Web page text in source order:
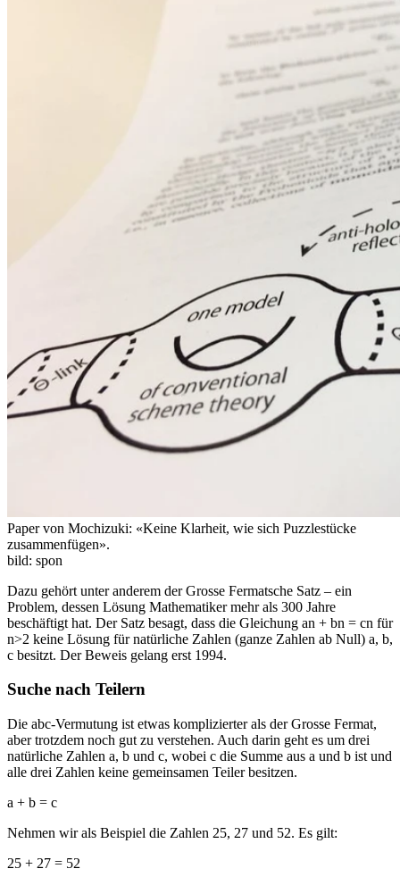
Paper von Mochizuki: «Keine Klarheit, wie sich Puzzlestücke
zusammenfügen».
bild: spon
Dazu gehört unter anderem der Grosse Fermatsche Satz – ein
Problem, dessen Lösung Mathematiker mehr als 300 Jahre
beschäftigt hat. Der Satz besagt, dass die Gleichung an + bn = cn für
n>2 keine Lösung für natürliche Zahlen (ganze Zahlen ab Null) a, b,
c besitzt. Der Beweis gelang erst 1994.
Suche nach Teilern
Die abc-Vermutung ist etwas komplizierter als der Grosse Fermat,
aber trotzdem noch gut zu verstehen. Auch darin geht es um drei
natürliche Zahlen a, b und c, wobei c die Summe aus a und b ist und
alle drei Zahlen keine gemeinsamen Teiler besitzen.
a + b = c
Nehmen wir als Beispiel die Zahlen 25, 27 und 52. Es gilt:
25 + 27 = 52